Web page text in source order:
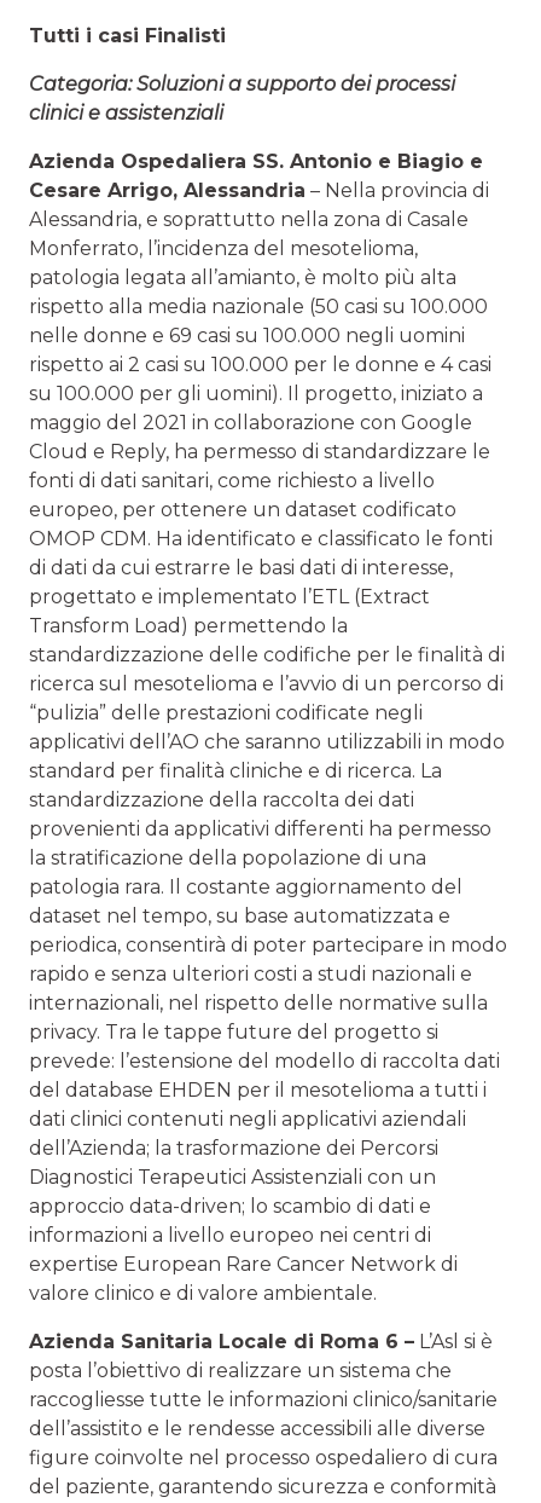
Tutti i casi Finalisti
Categoria: Soluzioni a supporto dei processi
clinici e assistenziali
Azienda Ospedaliera SS. Antonio e Biagio e
Cesare Arrigo, Alessandria – Nella provincia di
Alessandria, e soprattutto nella zona di Casale
Monferrato, l’incidenza del mesotelioma,
patologia legata all’amianto, è molto più alta
rispetto alla media nazionale (50 casi su 100.000
nelle donne e 69 casi su 100.000 negli uomini
rispetto ai 2 casi su 100.000 per le donne e 4 casi
su 100.000 per gli uomini). Il progetto, iniziato a
maggio del 2021 in collaborazione con Google
Cloud e Reply, ha permesso di standardizzare le
fonti di dati sanitari, come richiesto a livello
europeo, per ottenere un dataset codificato
OMOP CDM. Ha identificato e classificato le fonti
di dati da cui estrarre le basi dati di interesse,
progettato e implementato l’ETL (Extract
Transform Load) permettendo la
standardizzazione delle codifiche per le finalità di
ricerca sul mesotelioma e l’avvio di un percorso di
“pulizia” delle prestazioni codificate negli
applicativi dell’AO che saranno utilizzabili in modo
standard per finalità cliniche e di ricerca. La
standardizzazione della raccolta dei dati
provenienti da applicativi differenti ha permesso
la stratificazione della popolazione di una
patologia rara. Il costante aggiornamento del
dataset nel tempo, su base automatizzata e
periodica, consentirà di poter partecipare in modo
rapido e senza ulteriori costi a studi nazionali e
internazionali, nel rispetto delle normative sulla
privacy. Tra le tappe future del progetto si
prevede: l’estensione del modello di raccolta dati
del database EHDEN per il mesotelioma a tutti i
dati clinici contenuti negli applicativi aziendali
dell’Azienda; la trasformazione dei Percorsi
Diagnostici Terapeutici Assistenziali con un
approccio data-driven; lo scambio di dati e
informazioni a livello europeo nei centri di
expertise European Rare Cancer Network di
valore clinico e di valore ambientale.
Azienda Sanitaria Locale di Roma 6 – L’Asl si è
posta l’obiettivo di realizzare un sistema che
raccogliesse tutte le informazioni clinico/sanitarie
dell’assistito e le rendesse accessibili alle diverse
figure coinvolte nel processo ospedaliero di cura
del paziente, garantendo sicurezza e conformità